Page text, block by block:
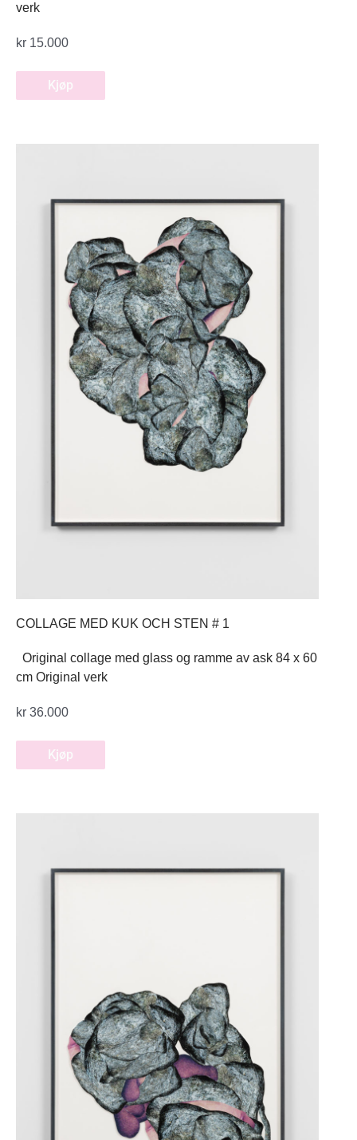
verk
kr 15.000
Kjøp
COLLAGE MED KUK OCH STEN # 1
Original collage med glass og ramme av ask 84 x 60
cm Original verk
kr 36.000
Kjøp